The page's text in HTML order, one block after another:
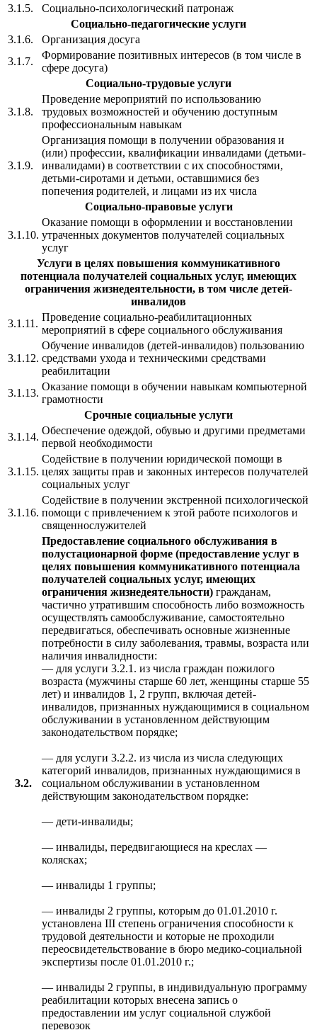
3.1.5.
Социально-психологический патронаж
Социально-педагогические услуги
3.1.6.
Организация досуга
3.1.7.
Формирование позитивных интересов (в том числе в
сфере досуга)
Социально-трудовые услуги
3.1.8.
Проведение мероприятий по использованию
трудовых возможностей и обучению доступным
профессиональным навыкам
3.1.9.
Организация помощи в получении образования и
(или) профессии, квалификации инвалидами (детьми-
инвалидами) в соответствии с их способностями,
детьми-сиротами и детьми, оставшимися без
попечения родителей, и лицами из их числа
Социально-правовые услуги
3.1.10.
Оказание помощи в оформлении и восстановлении
утраченных документов получателей социальных
услуг
Услуги в целях повышения коммуникативного
потенциала получателей социальных услуг, имеющих
ограничения жизнедеятельности, в том числе детей-
инвалидов
3.1.11.
Проведение социально-реабилитационных
мероприятий в сфере социального обслуживания
3.1.12.
Обучение инвалидов (детей-инвалидов) пользованию
средствами ухода и техническими средствами
реабилитации
3.1.13.
Оказание помощи в обучении навыкам компьютерной
грамотности
Срочные социальные услуги
3.1.14.
Обеспечение одеждой, обувью и другими предметами
первой необходимости
3.1.15.
Содействие в получении юридической помощи в
целях защиты прав и законных интересов получателей
социальных услуг
3.1.16.
Содействие в получении экстренной психологической
помощи с привлечением к этой работе психологов и
священнослужителей
3.2.
Предоставление социального обслуживания в
полустационарной форме (предоставление услуг в
целях повышения коммуникативного потенциала
получателей социальных услуг, имеющих
ограничения жизнедеятельности) гражданам,
частично утратившим способность либо возможность
осуществлять самообслуживание, самостоятельно
передвигаться, обеспечивать основные жизненные
потребности в силу заболевания, травмы, возраста или
наличия инвалидности:
— для услуги 3.2.1. из числа граждан пожилого
возраста (мужчины старше 60 лет, женщины старше 55
лет) и инвалидов 1, 2 групп, включая детей-
инвалидов, признанных нуждающимися в социальном
обслуживании в установленном действующим
законодательством порядке;
— для услуги 3.2.2. из числа из числа следующих
категорий инвалидов, признанных нуждающимися в
социальном обслуживании в установленном
действующим законодательством порядке:
— дети-инвалиды;
— инвалиды, передвигающиеся на креслах —
колясках;
— инвалиды 1 группы;
— инвалиды 2 группы, которым до 01.01.2010 г.
установлена III степень ограничения способности к
трудовой деятельности и которые не проходили
переосвидетельствование в бюро медико-социальной
экспертизы после 01.01.2010 г.;
— инвалиды 2 группы, в индивидуальную программу
реабилитации которых внесена запись о
предоставлении им услуг социальной службой
перевозок